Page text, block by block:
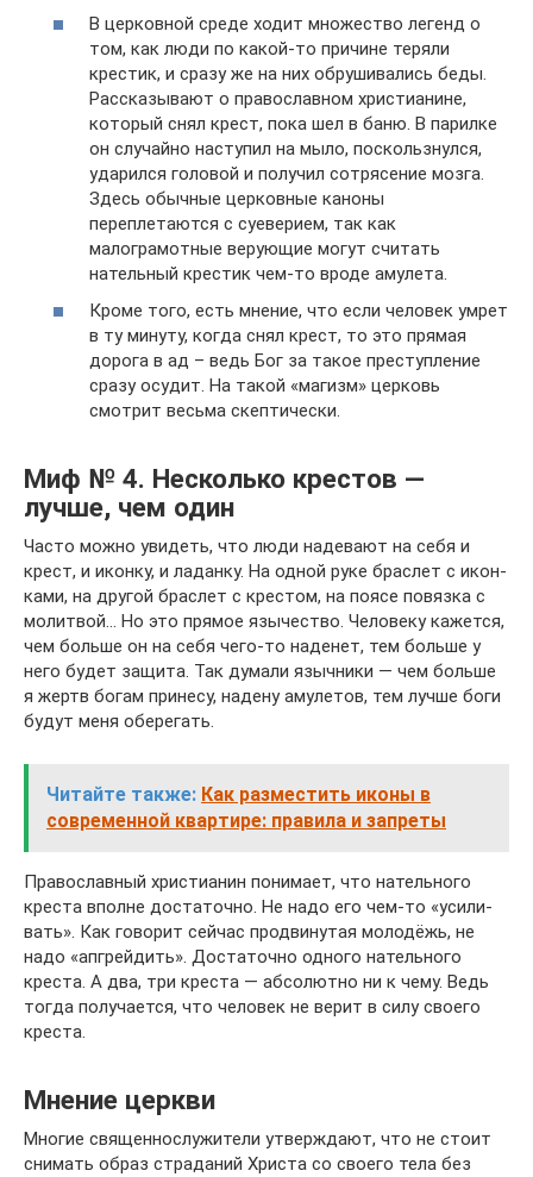
В церковной среде ходит множество легенд о
том, как люди по какой-то причине теряли
крестик, и сразу же на них обрушивались беды.
Рассказывают о православном христианине,
который снял крест, пока шел в баню. В парилке
он случайно наступил на мыло, поскользнулся,
ударился головой и получил сотрясение мозга.
Здесь обычные церковные каноны
переплетаются с суеверием, так как
малограмотные верующие могут считать
нательный крестик чем-то вроде амулета.
Кроме того, есть мнение, что если человек умрет
в ту минуту, когда снял крест, то это прямая
дорога в ад – ведь Бог за такое преступление
сразу осудит. На такой «магизм» церковь
смотрит весьма скептически.
Миф № 4. Несколько кре­стов —
лучше, чем один
Часто можно уви­деть, что люди наде­вают на себя и
крест, и иконку, и ладанку. На одной руке брас­лет с икон­
ками, на другой брас­лет с кре­стом, на поясе повязка с
молит­вой… Но это прямое язы­че­ство. Чело­веку кажется,
чем больше он на себя чего-то наде­нет, тем больше у
него будет защита. Так думали языч­ники — чем больше
я жертв богам при­несу, надену аму­ле­тов, тем лучше боги
будут меня обе­ре­гать.
Читайте также: Как разместить иконы в
современной квартире: правила и запреты
Пра­во­слав­ный хри­сти­а­нин пони­мает, что натель­ного
креста вполне доста­точно. Не надо его чем-то «уси­ли­
вать». Как гово­рит сейчас про­дви­ну­тая моло­дёжь, не
надо «апгрей­дить». Доста­точно одного натель­ного
креста. А два, три креста — абсо­лютно ни к чему. Ведь
тогда полу­ча­ется, что чело­век не верит в силу своего
креста.
Мнение церкви
Многие священнослужители утверждают, что не стоит
снимать образ страданий Христа со своего тела без